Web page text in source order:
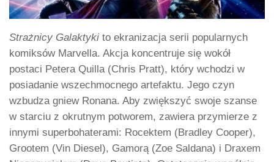
Strażnicy Galaktyki to ekranizacja serii popularnych
komiksów Marvella. Akcja koncentruje się wokół
postaci Petera Quilla (Chris Pratt), który wchodzi w
posiadanie wszechmocnego artefaktu. Jego czyn
wzbudza gniew Ronana. Aby zwiększyć swoje szanse
w starciu z okrutnym potworem, zawiera przymierze z
innymi superbohaterami: Rocektem (Bradley Cooper),
Grootem (Vin Diesel), Gamorą (Zoe Saldana) i Draxem